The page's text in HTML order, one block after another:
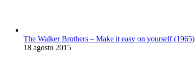
The Walker Brothers – Make it easy on yourself (1965)
18 agosto 2015